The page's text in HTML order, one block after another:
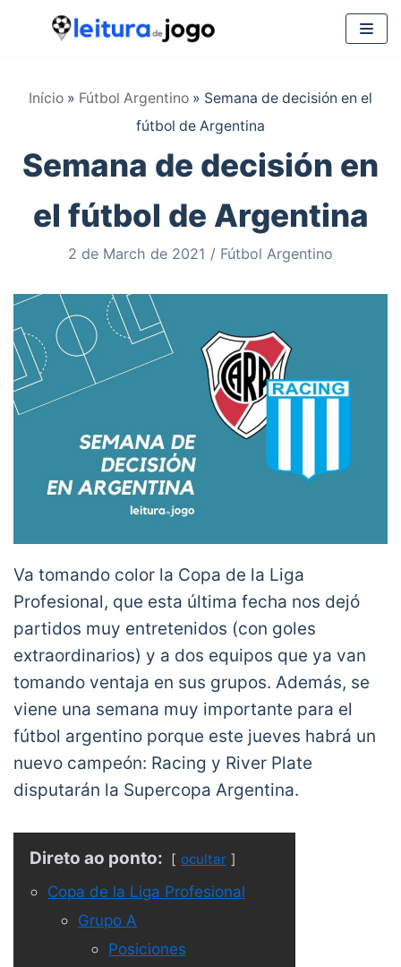
contenido
Início » Fútbol Argentino » Semana de decisión en el
fútbol de Argentina
Semana de decisión en
el fútbol de Argentina
2 de March de 2021 Fútbol Argentino
Va tomando color la Copa de la Liga
Profesional, que esta última fecha nos dejó
partidos muy entretenidos (con goles
extraordinarios) y a dos equipos que ya van
tomando ventaja en sus grupos. Además, se
viene una semana muy importante para el
fútbol argentino porque este jueves habrá un
nuevo campeón: Racing y River Plate
disputarán la Supercopa Argentina.
Direto ao ponto: ocultar
Copa de la Liga Profesional
Grupo A
Posiciones